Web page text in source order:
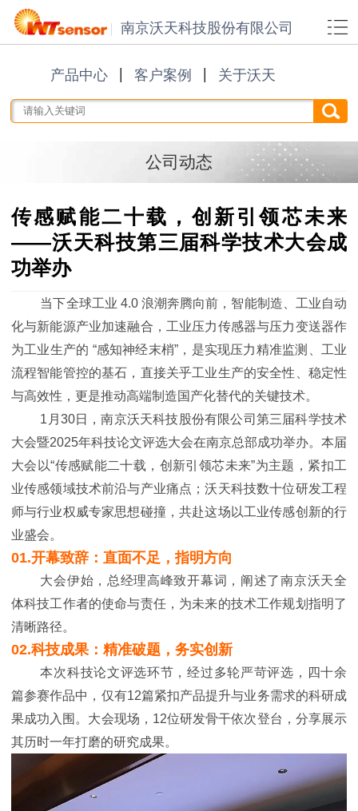
南京沃天科技股份有限公司
产品中心 客户案例 关于沃天
公司动态
传感赋能二十载，创新引领芯未来
——沃天科技第三届科学技术大会成
功举办
当下全球工业 4.0 浪潮奔腾向前，智能制造、工业自动
化与新能源产业加速融合，工业压力传感器与压力变送器作
为工业生产的 “感知神经末梢”，是实现压力精准监测、工业
流程智能管控的基石，直接关乎工业生产的安全性、稳定性
与高效性，更是推动高端制造国产化替代的关键技术。
1月30日，南京沃天科技股份有限公司第三届科学技术
大会暨2025年科技论文评选大会在南京总部成功举办。本届
大会以“传感赋能二十载，创新引领芯未来”为主题，紧扣工
业传感领域技术前沿与产业痛点；沃天科技数十位研发工程
师与行业权威专家思想碰撞，共赴这场以工业传感创新的行
业盛会。
01.开幕致辞：直面不足，指明方向
大会伊始，总经理高峰致开幕词，阐述了南京沃天全
体科技工作者的使命与责任，为未来的技术工作规划指明了
清晰路径。
02.科技成果：精准破题，务实创新
本次科技论文评选环节，经过多轮严苛评选 ，四十余
篇参赛作品中，仅有12篇紧扣产品提升与业务需求的科研成
果成功入围。大会现场，12位研发骨干依次登台，分享展示
其历时一年打磨的研究成果。